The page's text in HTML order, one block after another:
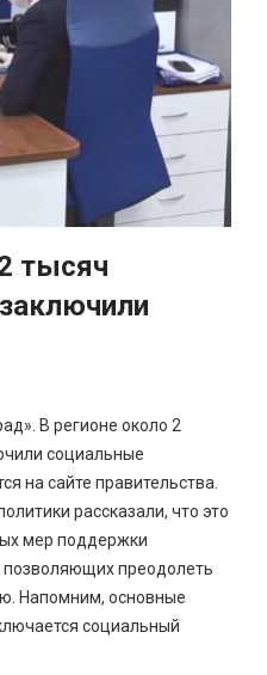
тысяч
В регионе около 2
социальные
на сайте правительства.
рассказали, что это
мер поддержки
преодолеть
Напомним, основные
социальный